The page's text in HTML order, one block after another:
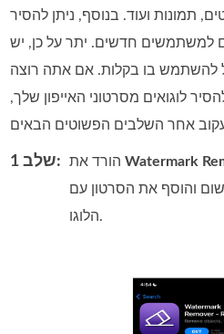
תמונות ועוד. בנוסף, ניתן להסיר
למשתמשים חדשים. יתר על כן, יש
להשתמש בו בקלות. אם אתה רוצה
לוגואים מסרטוני האייפון שלך,
שלב 1: הורד אתWatermark
והוסף את הסרטון עם
הלוגו.